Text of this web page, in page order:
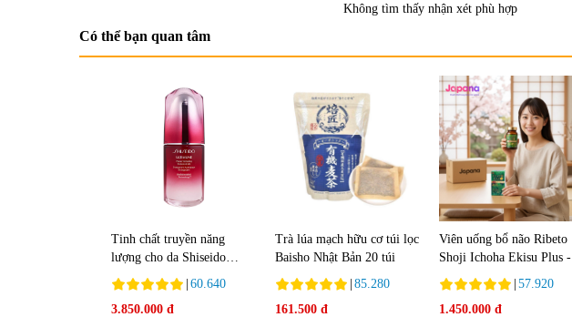
Không tìm thấy nhận xét phù hợp
Có thể bạn quan tâm
Tinh chất truyền năng
lượng cho da Shiseido
Ultimune Power 75ml
60.640
3.850.000 đ
Trà lúa mạch hữu cơ túi lọc
Baisho Nhật Bản 20 túi
85.280
161.500 đ
Viên uống bổ não Ribeto
Shoji Ichoha Ekisu Plus -
90 viên
57.920
1.450.000 đ